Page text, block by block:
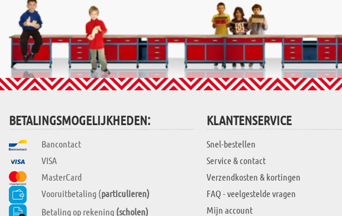
BETALINGSMOGELIJKHEDEN:
Bancontact
VISA
MasterCard
Vooruitbetaling (particulieren)
Betaling op rekening (scholen)
KLANTENSERVICE
Snel-bestellen
Service & contact
Verzendkosten & kortingen
FAQ - veelgestelde vragen
Mijn account